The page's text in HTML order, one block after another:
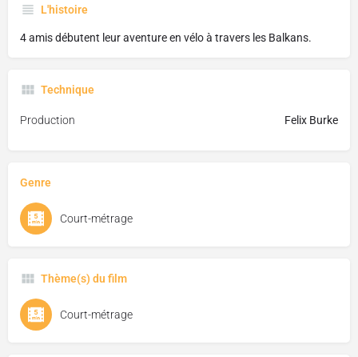
L'histoire
4 amis débutent leur aventure en vélo à travers les Balkans.
Technique
Production Felix Burke
Genre
Court-métrage
Thème(s) du film
Court-métrage